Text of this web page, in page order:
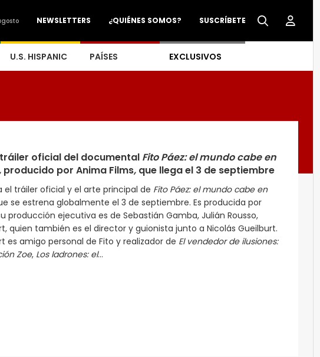
SUSCRÍBETE
¿QUIÉNES SOMOS?
NEWSLETTERS
U.S. HISPANIC PAÍSES EXCLUSIVOS
oficial del documental Fito Páez: el mundo cabe en
producido por Anima Films, que llega el 3 de septiembre
el tráiler oficial y el arte principal de Fito Páez: el mundo cabe en
se estrena globalmente el 3 de septiembre. Es producida por
producción ejecutiva es de Sebastián Gamba, Julián Rousso,
quien también es el director y guionista junto a Nicolás Gueilburt.
es amigo personal de Fito y realizador de El vendedor de ilusiones:
Zoe, Los ladrones: el...